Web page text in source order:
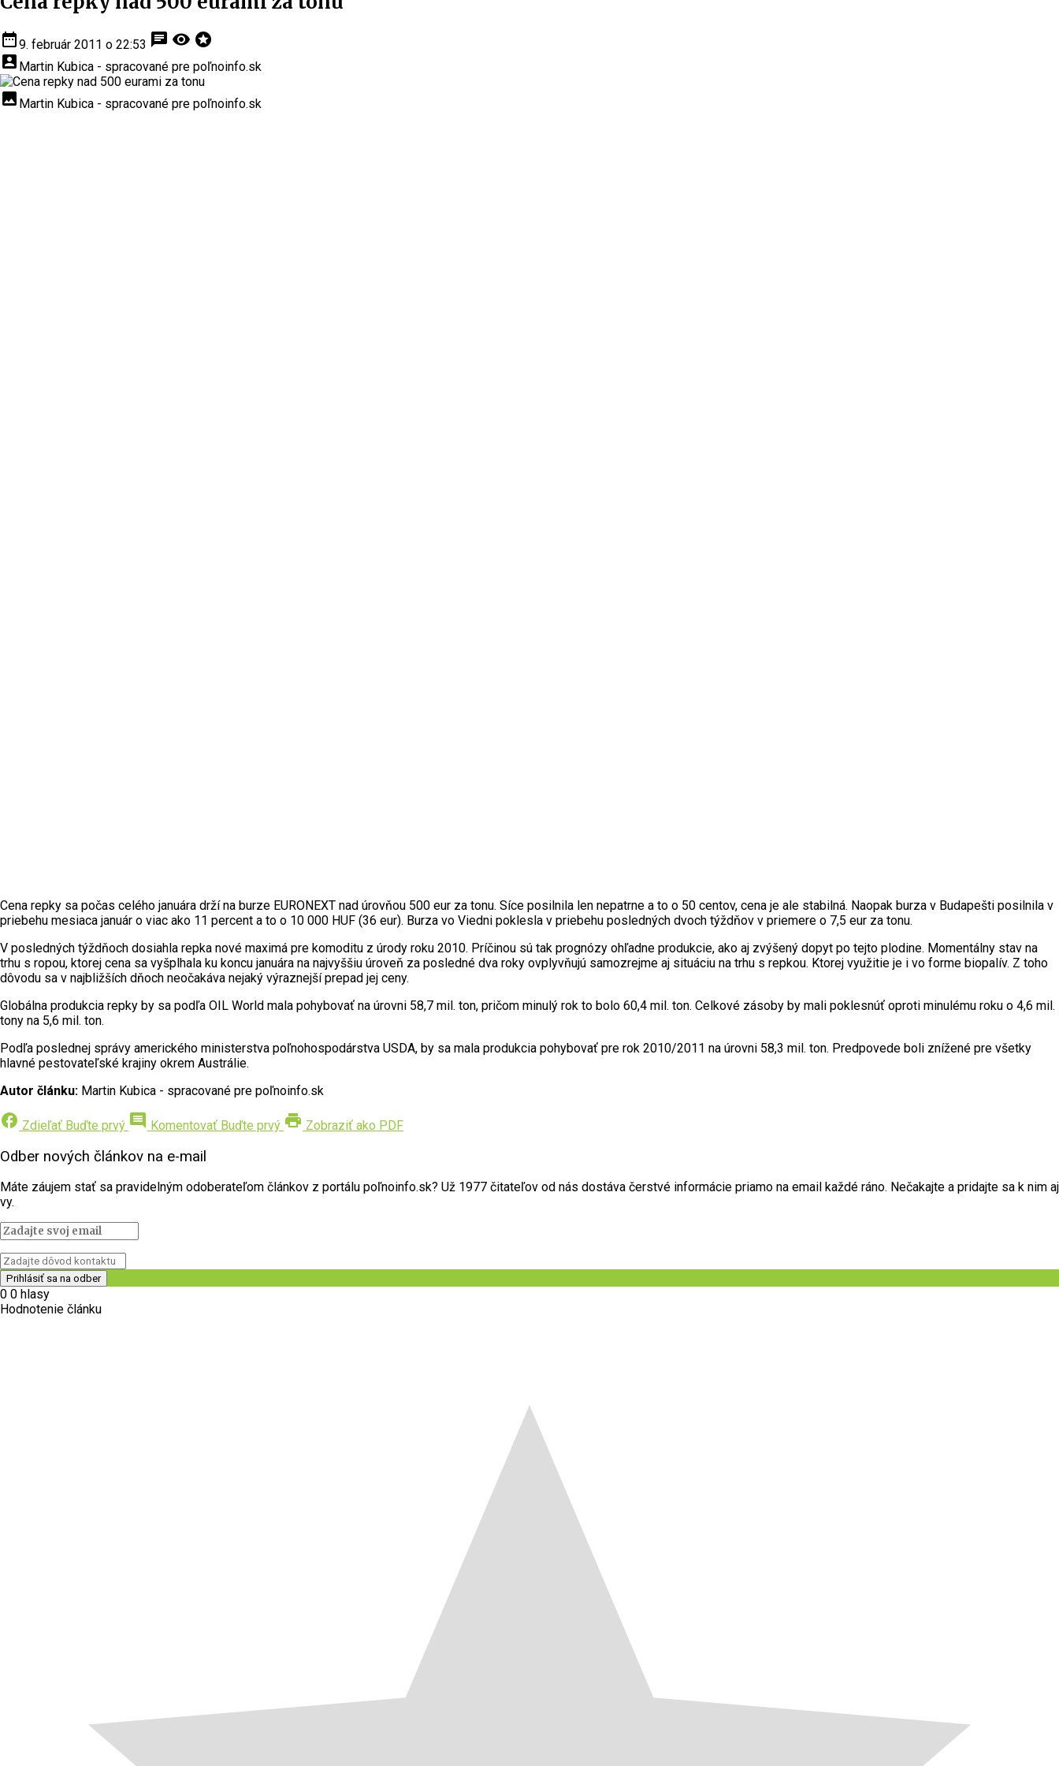
date_range9. február 2011 o 22:53 chat visibility stars
account_box Martin Kubica - spracované pre poľnoinfo.sk
insert_photo Martin Kubica - spracované pre poľnoinfo.sk
Cena repky sa počas celého januára drží na burze EURONEXT nad úrovňou 500 eur za tonu. Síce posilnila len nepatrne a to o 50 centov, cena je ale stabilná. Naopak burza v Budapešti posilnila v
priebehu mesiaca január o viac ako 11 percent a to o 10 000 HUF (36 eur). Burza vo Viedni poklesla v priebehu posledných dvoch týždňov v priemere o 7,5 eur za tonu.
V posledných týždňoch dosiahla repka nové maximá pre komoditu z úrody roku 2010. Príčinou sú tak prognózy ohľadne produkcie, ako aj zvýšený dopyt po tejto plodine. Momentálny stav na
trhu s ropou, ktorej cena sa vyšplhala ku koncu januára na najvyššiu úroveň za posledné dva roky ovplyvňujú samozrejme aj situáciu na trhu s repkou. Ktorej využitie je i vo forme biopalív. Z toho
dôvodu sa v najbližších dňoch neočakáva nejaký výraznejší prepad jej ceny.
Globálna produkcia repky by sa podľa OIL World mala pohybovať na úrovni 58,7 mil. ton, pričom minulý rok to bolo 60,4 mil. ton. Celkové zásoby by mali poklesnúť oproti minulému roku o 4,6 mil.
tony na 5,6 mil. ton.
Podľa poslednej správy amerického ministerstva poľnohospodárstva USDA, by sa mala produkcia pohybovať pre rok 2010/2011 na úrovni 58,3 mil. ton. Predpovede boli znížené pre všetky
hlavné pestovateľské krajiny okrem Austrálie.
Autor článku: Martin Kubica - spracované pre poľnoinfo.sk
facebook Zdieľať Buďte prvý comment Komentovať Buďte prvý print Zobraziť ako PDF
Odber nových článkov na e-mail
Máte záujem stať sa pravidelným odoberateľom článkov z portálu poľnoinfo.sk? Už 1977 čitateľov od nás dostáva čerstvé informácie priamo na email každé ráno. Nečakajte a pridajte sa k nim aj
vy.
0 0 hlasy
Hodnotenie článku